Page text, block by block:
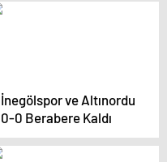
sakatlık
İnegölspor ve Altınordu
0-0 Berabere Kaldı